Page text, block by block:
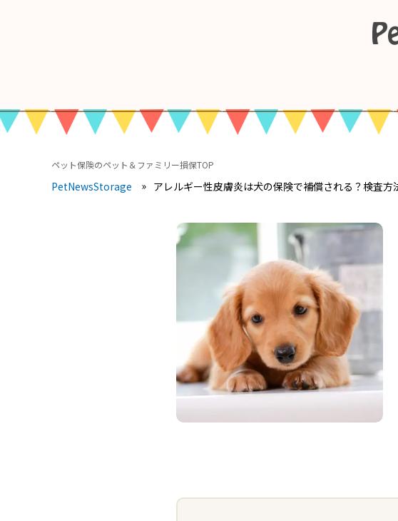
ペット保険のペット＆ファミリー損保TOP
PetNewsStorage アレルギー性皮膚炎は犬の保険で補償される？検査方